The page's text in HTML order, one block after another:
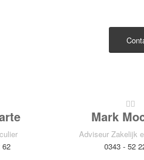
62
Mark
Adviseur Zakelijk
0343 - 52